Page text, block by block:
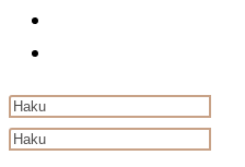
Search